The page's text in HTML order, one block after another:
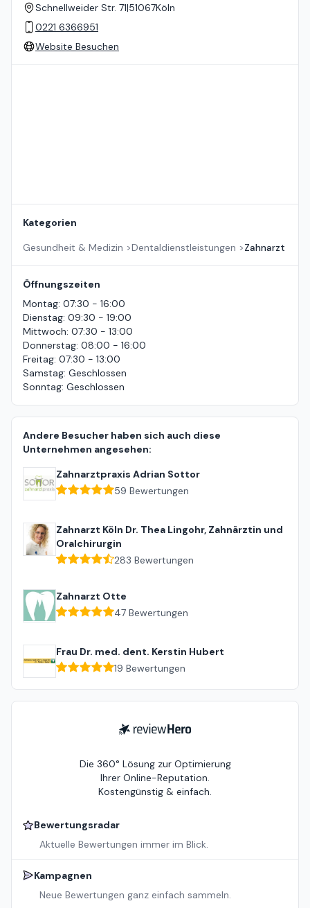
Schnellweider Str. 71|51067Köln
0221 6366951
Website Besuchen
Kategorien
Gesundheit & Medizin >Dentaldienstleistungen >Zahnarzt
Öffnungszeiten
Montag: 07:30 - 16:00
Dienstag: 09:30 - 19:00
Mittwoch: 07:30 - 13:00
Donnerstag: 08:00 - 16:00
Freitag: 07:30 - 13:00
Samstag: Geschlossen
Sonntag: Geschlossen
Andere Besucher haben sich auch diese
Unternehmen angesehen:
Zahnarztpraxis Adrian Sottor
59 Bewertungen
Zahnarzt Köln Dr. Thea Lingohr, Zahnärztin und
Oralchirurgin
283 Bewertungen
Zahnarzt Otte
47 Bewertungen
Frau Dr. med. dent. Kerstin Hubert
19 Bewertungen
ReviewHero
Die 360° Lösung zur Optimierung
Ihrer Online-Reputation.
Kostengünstig & einfach.
Bewertungsradar
Aktuelle Bewertungen immer im Blick.
Kampagnen
Neue Bewertungen ganz einfach sammeln.